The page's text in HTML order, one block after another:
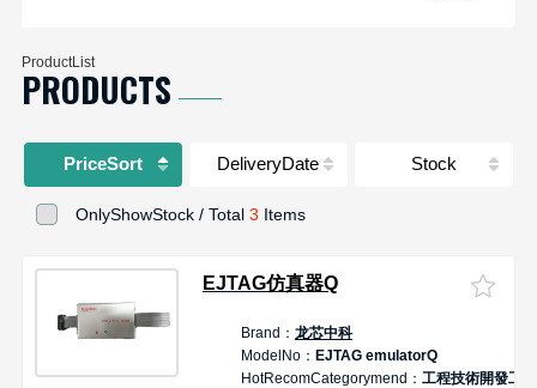
ProductList
PRODUCTS
PriceSort DeliveryDate Stock
OnlyShowStock / Total 3 Items
EJTAG仿真器Q
Brand： 龙芯中科
ModelNo： EJTAG emulatorQ
HotRecomCategorymend： 工程技術開發工具